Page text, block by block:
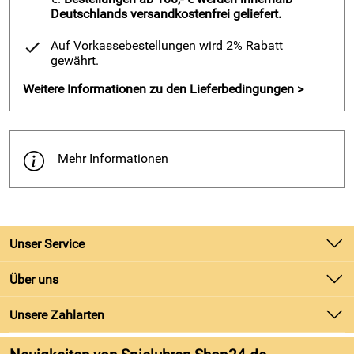
Melodie:"Santa Lucia"
Farbe:cremeweiß, goldbronze
Größe:10 cm
Gewicht: ca. 890 g
Hersteller: Mechanische Musikwerke Manufaktur GmbH,
Rheinallee 7, 65385 Rüdesheim am Rhein, info@mmm-
spieluhr.de
Deutschlands versandkostenfrei geliefert.
Auf Vorkassebestellungen wird 2% Rabatt
gewährt.
Weitere Informationen zu den Lieferbedingungen >
Mehr Informationen
Unser Service
Kontakt
Batteriegesetz
Kundeninformationen
Newsletter
Über uns
Unsere Bestseller
Marken
Unsere Zahlarten